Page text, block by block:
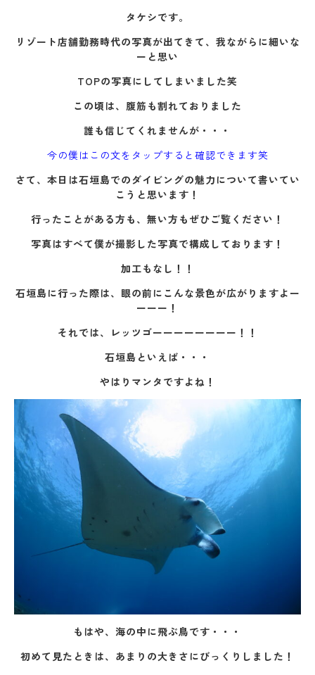
タケシです。
リゾート店舗勤務時代の写真が出てきて、我ながらに細いな
ーと思い
TOPの写真にしてしまいました笑
この頃は、腹筋も割れておりました
誰も信じてくれませんが・・・
今の僕はこの文をタップすると確認できます笑
さて、本日は石垣島でのダイビングの魅力について書いてい
こうと思います！
行ったことがある方も、無い方もぜひご覧ください！
写真はすべて僕が撮影した写真で構成しております！
加工もなし！！
石垣島に行った際は、眼の前にこんな景色が広がりますよー
ーーー！
それでは、レッツゴーーーーーーーー！！
石垣島といえば・・・
やはりマンタですよね！
もはや、海の中に飛ぶ鳥です・・・
初めて見たときは、あまりの大きさにびっくりしました！